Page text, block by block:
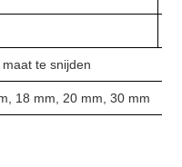
te snijden
18 mm, 20 mm, 30 mm